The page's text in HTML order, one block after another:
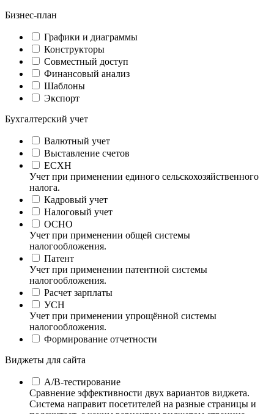
Бизнес-план
Графики и диаграммы
Конструкторы
Совместный доступ
Финансовый анализ
Шаблоны
Экспорт
Бухгалтерский учет
Валютный учет
Выставление счетов
ЕСХН
Учет при применении единого сельскохозяйственного
налога.
Кадровый учет
Налоговый учет
ОСНО
Учет при применении общей системы
налогообложения.
Патент
Учет при применении патентной системы
налогообложения.
Расчет зарплаты
УСН
Учет при применении упрощённой системы
налогообложения.
Формирование отчетности
Виджеты для сайта
А/B-тестирование
Сравнение эффективности двух вариантов виджета.
Система направит посетителей на разные страницы и